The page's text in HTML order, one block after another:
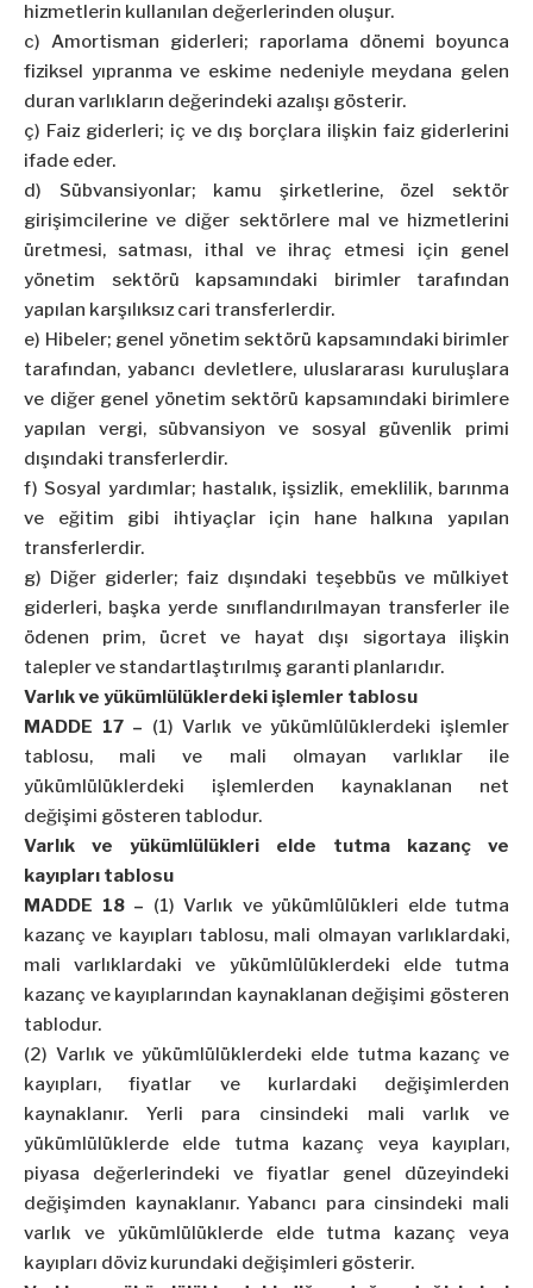
hizmetlerin kullanılan değerlerinden oluşur.
c) Amortisman giderleri; raporlama dönemi boyunca
fiziksel yıpranma ve eskime nedeniyle meydana gelen
duran varlıkların değerindeki azalışı gösterir.
ç) Faiz giderleri; iç ve dış borçlara ilişkin faiz giderlerini
ifade eder.
d) Sübvansiyonlar; kamu şirketlerine, özel sektör
girişimcilerine ve diğer sektörlere mal ve hizmetlerini
üretmesi, satması, ithal ve ihraç etmesi için genel
yönetim sektörü kapsamındaki birimler tarafından
yapılan karşılıksız cari transferlerdir.
e) Hibeler; genel yönetim sektörü kapsamındaki birimler
tarafından, yabancı devletlere, uluslararası kuruluşlara
ve diğer genel yönetim sektörü kapsamındaki birimlere
yapılan vergi, sübvansiyon ve sosyal güvenlik primi
dışındaki transferlerdir.
f) Sosyal yardımlar; hastalık, işsizlik, emeklilik, barınma
ve eğitim gibi ihtiyaçlar için hane halkına yapılan
transferlerdir.
g) Diğer giderler; faiz dışındaki teşebbüs ve mülkiyet
giderleri, başka yerde sınıflandırılmayan transferler ile
ödenen prim, ücret ve hayat dışı sigortaya ilişkin
talepler ve standartlaştırılmış garanti planlarıdır.
Varlık ve yükümlülüklerdeki işlemler tablosu
MADDE 17 – (1) Varlık ve yükümlülüklerdeki işlemler
tablosu, mali ve mali olmayan varlıklar ile
yükümlülüklerdeki işlemlerden kaynaklanan net
değişimi gösteren tablodur.
Varlık ve yükümlülükleri elde tutma kazanç ve
kayıpları tablosu
MADDE 18 – (1) Varlık ve yükümlülükleri elde tutma
kazanç ve kayıpları tablosu, mali olmayan varlıklardaki,
mali varlıklardaki ve yükümlülüklerdeki elde tutma
kazanç ve kayıplarından kaynaklanan değişimi gösteren
tablodur.
(2) Varlık ve yükümlülüklerdeki elde tutma kazanç ve
kayıpları, fiyatlar ve kurlardaki değişimlerden
kaynaklanır. Yerli para cinsindeki mali varlık ve
yükümlülüklerde elde tutma kazanç veya kayıpları,
piyasa değerlerindeki ve fiyatlar genel düzeyindeki
değişimden kaynaklanır. Yabancı para cinsindeki mali
varlık ve yükümlülüklerde elde tutma kazanç veya
kayıpları döviz kurundaki değişimleri gösterir.